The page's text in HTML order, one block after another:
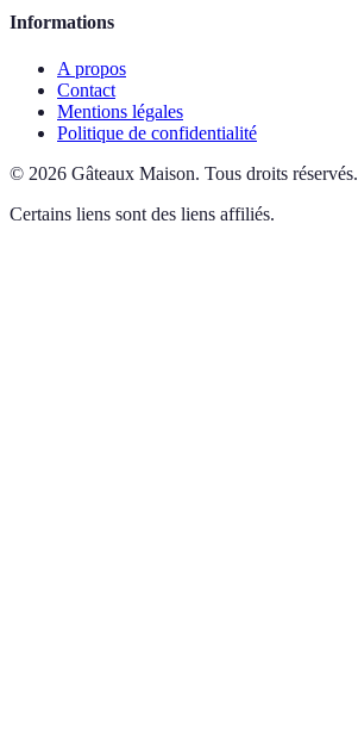
Informations
A propos
Contact
Mentions légales
Politique de confidentialité
© 2026 Gâteaux Maison. Tous droits réservés.
Certains liens sont des liens affiliés.